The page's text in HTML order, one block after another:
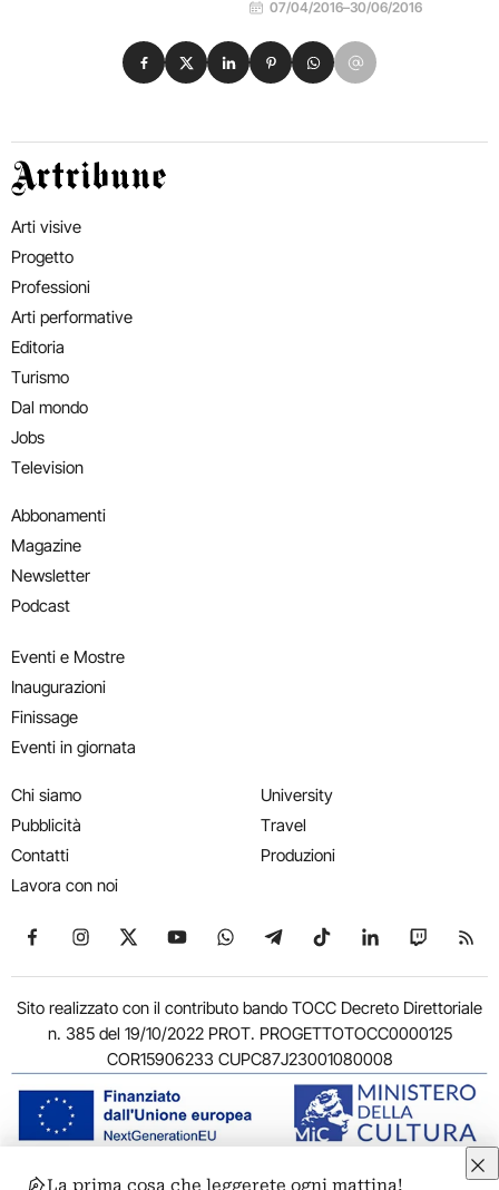
07/04/2016–30/06/2016
Condividi su Facebook
Condividi su X
Condividi su LinkedIn
Condividi su Pinterest
Condividi su WhatsApp
Condividi su Email
Artribune
Arti visive
Progetto
Professioni
Arti performative
Editoria
Turismo
Dal mondo
Jobs
Television
Abbonamenti
Magazine
Newsletter
Podcast
Eventi e Mostre
Inaugurazioni
Finissage
Eventi in giornata
Chi siamo
Pubblicità
Contatti
Lavora con noi
University
Travel
Produzioni
Seguici su Facebook
Seguici su Instagram
Seguici su X
Seguici su YouTube
Seguici su WhatsApp
Seguici su Telegram
Seguici su TikTok
Seguici su
Seguici
Sito realizzato con il contributo bando TOCC Decreto Direttoriale
n. 385 del 19/10/2022 PROT. PROGETTOTOCC0000125
COR15906233 CUPC87J23001080008
La prima cosa che leggerete ogni mattina!